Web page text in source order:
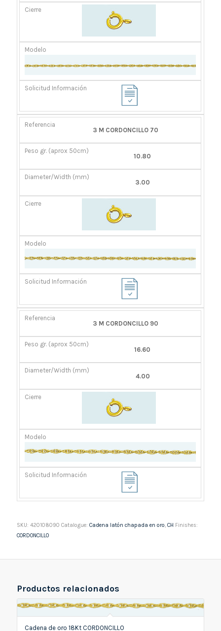
3 M CORDONCILLO 70
10.80
3.00
3 M CORDONCILLO 90
16.60
4.00
SKU: 420108090 Catalogue: Cadena latón chapada en oro CH Finishes:
CORDONCILLO
Productos relacionados
Cadena de oro 18Kt CORDONCILLO